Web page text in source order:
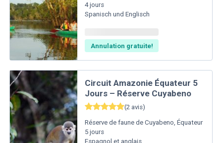
4 jours
Spanisch und Englisch
Annulation gratuite!
Circuit Amazonie Équateur 5
Jours – Réserve Cuyabeno
(2 avis)
Réserve de faune de Cuyabeno ,Équateur
5 jours
Espagnol et anglais